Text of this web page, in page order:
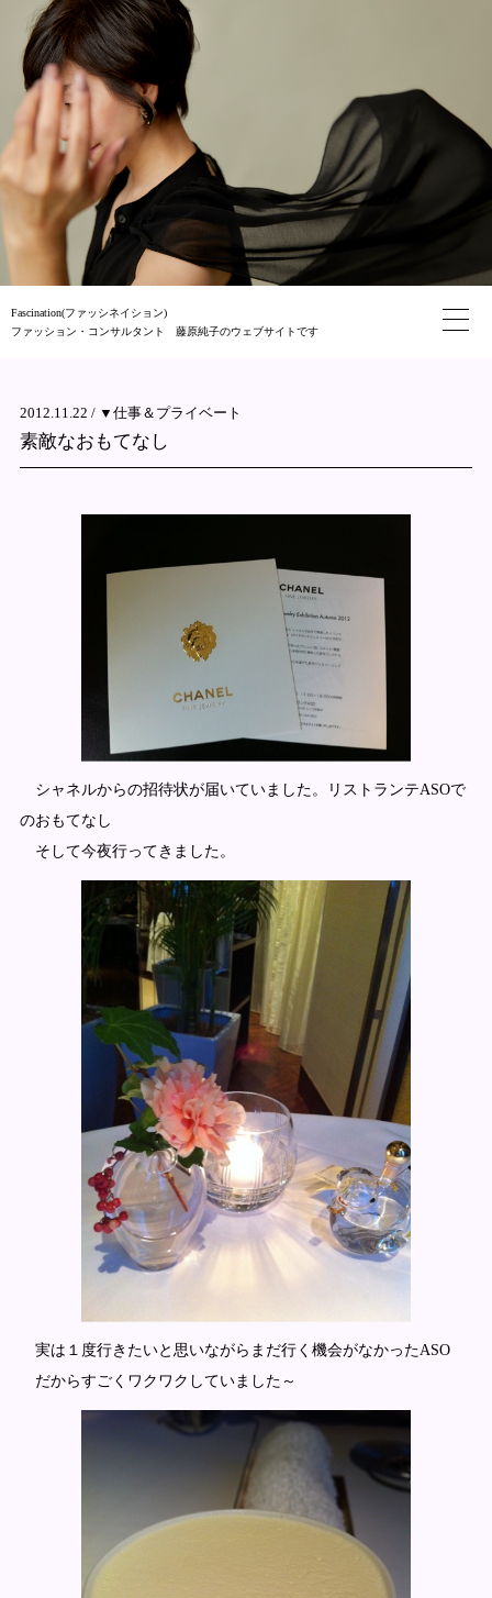
Fascination(ファッシネイション)
ファッション・コンサルタント 藤原純子のウェブサイトです
2012.11.22 / ▼仕事＆プライベート
素敵なおもてなし
シャネルからの招待状が届いていました。リストランテASOで
のおもてなし
そして今夜行ってきました。
実は１度行きたいと思いながらまだ行く機会がなかったASO
だからすごくワクワクしていました～